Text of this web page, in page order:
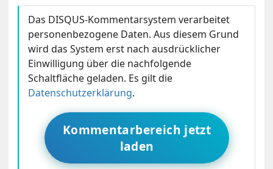
Das DISQUS-Kommentarsystem verarbeitet
personenbezogene Daten. Aus diesem Grund
wird das System erst nach ausdrücklicher
Einwilligung über die nachfolgende
Schaltfläche geladen. Es gilt die
Datenschutzerklärung.
Kommentarbereich jetzt
laden